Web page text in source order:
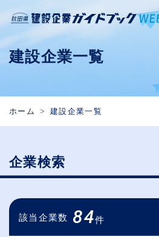
建設企業一覧
ホーム 建設企業一覧
企業検索
該当企業数 84件